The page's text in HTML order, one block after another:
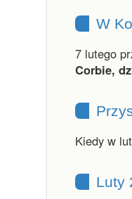
W
7 lutego
Corbie,
Kiedy w
Luty